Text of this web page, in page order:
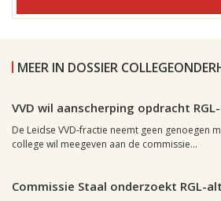
MEER IN DOSSIER
VVD wil aanscherping opdracht
De Leidse VVD-fractie neemt geen genoegen
college wil meegeven aan de commissie...
Commissie Staal onderzoekt RGL-